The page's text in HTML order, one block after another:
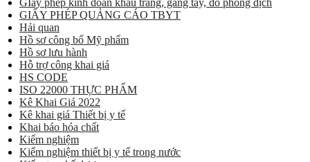
GIẤY PHÉP QUẢNG CÁO TBYT
Hải quan
Hồ sơ công bố Mỹ phẩm
Hồ sơ lưu hành
Hỗ trợ công khai giá
HS CODE
ISO 22000 THỰC PHẨM
Kê Khai Giá 2022
Kê khai giá Thiết bị y tế
Khai báo hóa chất
Kiểm nghiệm
Kiểm nghiệm thiết bị y tế trong nước